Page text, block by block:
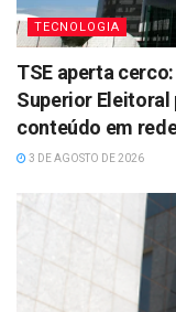
TECNOLOGIA
TSE aperta
Superior
conteúdo em
3 DE AGOSTO DE 2026